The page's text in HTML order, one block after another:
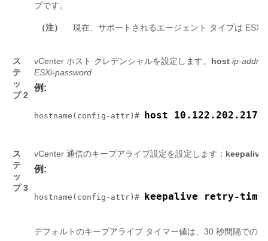
プです。
（注） 現在、サポートされるエージェント タイプは ESXi
ス
テ
ッ
プ 2
vCenter ホスト クレデンシャルを設定します。 host ip-
ESXi-password
例:
hostname(config-attr)# host 10.122.202.217
ス
テ
ッ
プ 3
vCenter 通信のキープアライブ設定を設定します： keepalive
例:
hostname(config-attr)# keepalive retry-
デフォルトのキープアライブ タイマー値は、30 秒間隔での